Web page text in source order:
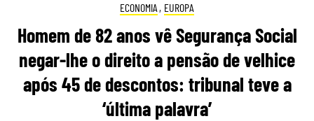
ECONOMIA , EUROPA
Homem de 82 anos vê Segurança Social
negar-lhe o direito a pensão de velhice
após 45 de descontos: tribunal teve a
‘última palavra’